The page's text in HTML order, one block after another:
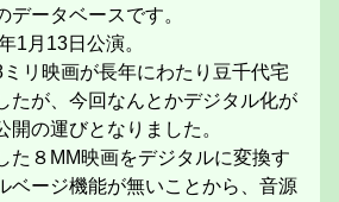
データベースです。
1月13日公演。
リ映画が長年にわたり豆千代宅
たが、今回なんとかデジタル化が
開の運びとなりました。
た８MM映画をデジタルに変換す
ベージ機能が無いことから、音源